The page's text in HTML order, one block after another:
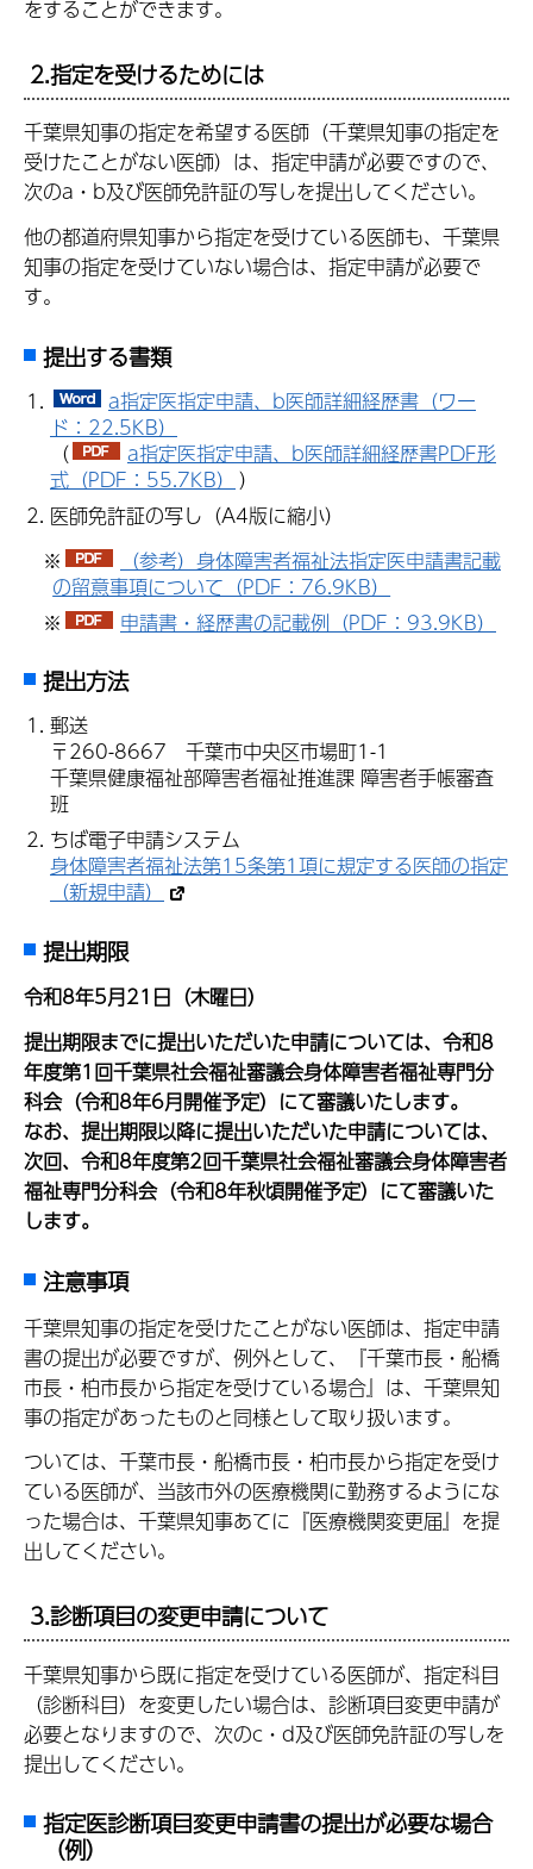
をすることができます。
2.指定を受けるためには
千葉県知事の指定を希望する医師（千葉県知事の指定を
受けたことがない医師）は、指定申請が必要ですので、
次のa・b及び医師免許証の写しを提出してください。
他の都道府県知事から指定を受けている医師も、千葉県
知事の指定を受けていない場合は、指定申請が必要で
す。
提出する書類
a指定医指定申請、b医師詳細経歴書（ワー
ド：22.5KB）
（
a指定医指定申請、b医師詳細経歴書PDF形
式（PDF：55.7KB） ）
医師免許証の写し（A4版に縮小）
※
（参考）身体障害者福祉法指定医申請書記載
の留意事項について（PDF：76.9KB）
※
申請書・経歴書の記載例（PDF：93.9KB）
提出方法
郵送
〒260-8667 千葉市中央区市場町1-1
千葉県健康福祉部障害者福祉推進課 障害者手帳審査
班
ちば電子申請システム
身体障害者福祉法第15条第1項に規定する医師の指定
（新規申請）
提出期限
令和8年5月21日（木曜日）
提出期限までに提出いただいた申請については、令和8
年度第1回千葉県社会福祉審議会身体障害者福祉専門分
科会（令和8年6月開催予定）にて審議いたします。
なお、提出期限以降に提出いただいた申請については、
次回、令和8年度第2回千葉県社会福祉審議会身体障害者
福祉専門分科会（令和8年秋頃開催予定）にて審議いた
します。
注意事項
千葉県知事の指定を受けたことがない医師は、指定申請
書の提出が必要ですが、例外として、『千葉市長・船橋
市長・柏市長から指定を受けている場合』は、千葉県知
事の指定があったものと同様として取り扱います。
ついては、千葉市長・船橋市長・柏市長から指定を受け
ている医師が、当該市外の医療機関に勤務するようにな
った場合は、千葉県知事あてに『医療機関変更届』を提
出してください。
3.診断項目の変更申請について
千葉県知事から既に指定を受けている医師が、指定科目
（診断科目）を変更したい場合は、診断項目変更申請が
必要となりますので、次のc・d及び医師免許証の写しを
提出してください。
指定医診断項目変更申請書の提出が必要な場合
（例）